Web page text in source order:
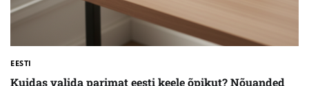
EESTI
Kuidas valida parimat eesti keele õpikut? Nõuanded